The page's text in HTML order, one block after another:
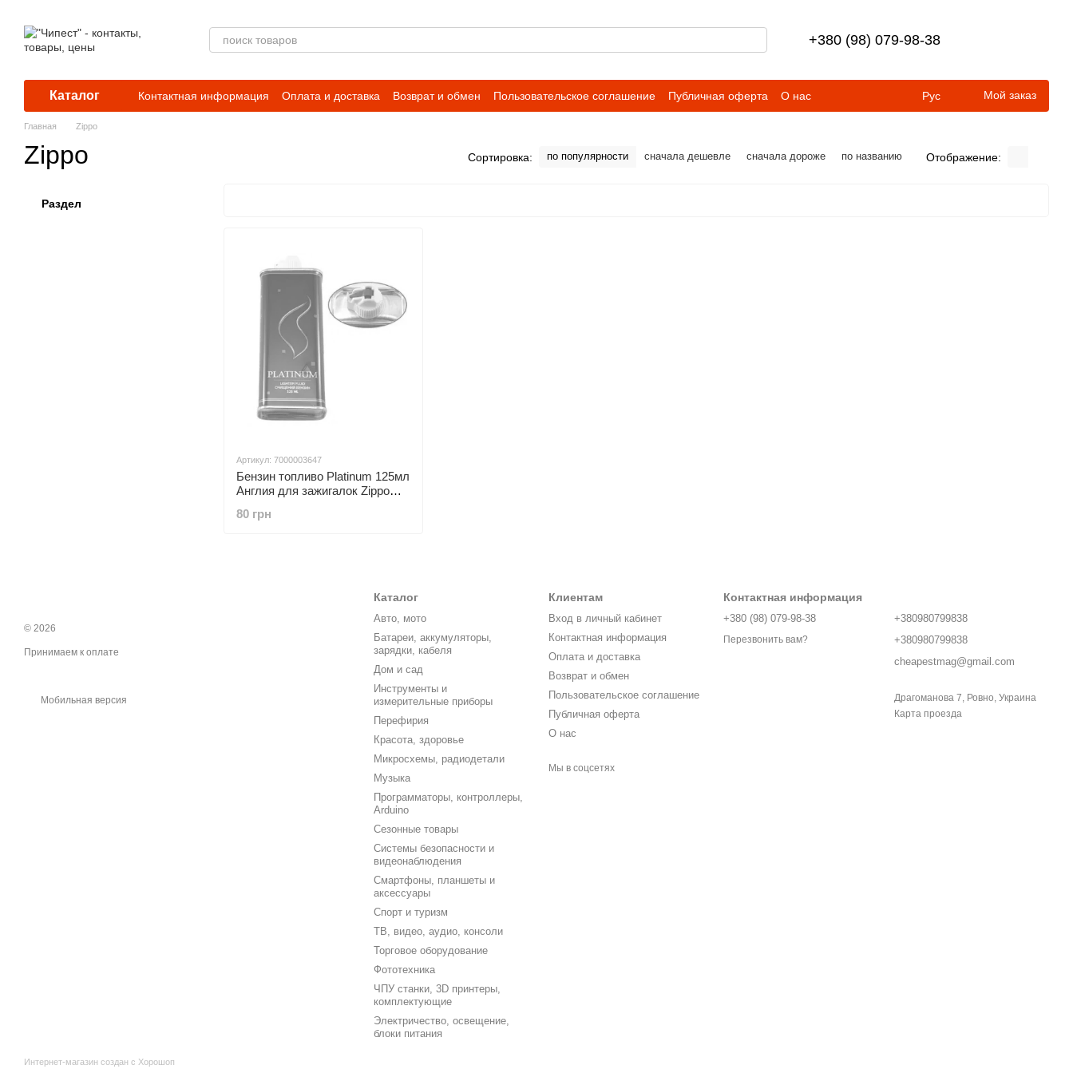
+380 (98) 079-98-38
Каталог Контактная информация Оплата и доставка Возврат и обмен Пользовательское соглашение Публичная оферта О нас Рус Мой заказ
Главная Zippo
Zippo Сортировка: по популярности сначала дешевле сначала дороже по названию Отображение:
Артикул: 7000003647
Бензин топливо Platinum 125мл
Англия для зажигалок Zippo
80 грн
Раздел
© 2026
Принимаем к оплате
Мобильная версия
Интернет-магазин создан с Хорошоп
Каталог
Авто, мото
Батареи, аккумуляторы,
зарядки, кабеля
Дом и сад
Инструменты и
измерительные приборы
Перефирия
Красота, здоровье
Микросхемы, радиодетали
Музыка
Программаторы, контроллеры,
Arduino
Сезонные товары
Системы безопасности и
видеонаблюдения
Смартфоны, планшеты и
аксессуары
Спорт и туризм
ТВ, видео, аудио, консоли
Торговое оборудование
Фототехника
ЧПУ станки, 3D принтеры,
комплектующие
Электричество, освещение,
блоки питания
Клиентам
Вход в личный кабинет
Контактная информация
Оплата и доставка
Возврат и обмен
Пользовательское соглашение
Публичная оферта
О нас
Мы в соцсетях
Контактная информация
+380 (98) 079-98-38
Перезвонить вам?
+380980799838
+380980799838
cheapestmag@gmail.com
Драгоманова 7, Ровно, Украина
Карта проезда